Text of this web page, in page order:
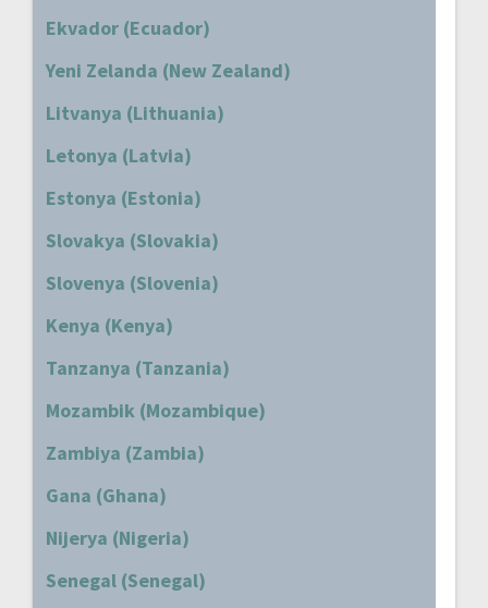
Ekvador (Ecuador)
Yeni Zelanda (New Zealand)
Litvanya (Lithuania)
Letonya (Latvia)
Estonya (Estonia)
Slovakya (Slovakia)
Slovenya (Slovenia)
Kenya (Kenya)
Tanzanya (Tanzania)
Mozambik (Mozambique)
Zambiya (Zambia)
Gana (Ghana)
Nijerya (Nigeria)
Senegal (Senegal)